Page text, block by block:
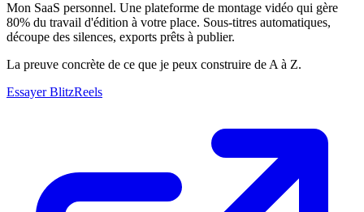
Mon SaaS personnel. Une plateforme de montage vidéo qui gère
80% du travail d'édition à votre place. Sous-titres automatiques,
découpe des silences, exports prêts à publier.
La preuve concrète de ce que je peux construire de A à Z.
Essayer BlitzReels